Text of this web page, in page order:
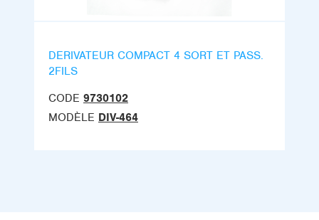
DERIVATEUR COMPACT 4 SORT ET PASS.
2FILS
CODE 9730102
MODÈLE DIV-464